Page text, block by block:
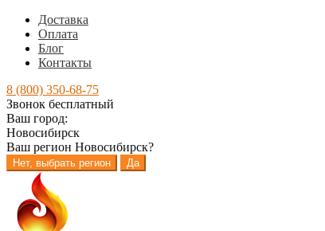
Доставка
Оплата
Блог
Контакты
8 (800) 350-68-75
Звонок бесплатный
Ваш город:
Новосибирск
Ваш регион Новосибирск?
Нет, выбрать регион Да
Перейти
навигации
Перейти
содержимому